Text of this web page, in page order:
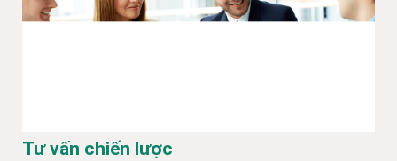
Tư vấn chiến lược